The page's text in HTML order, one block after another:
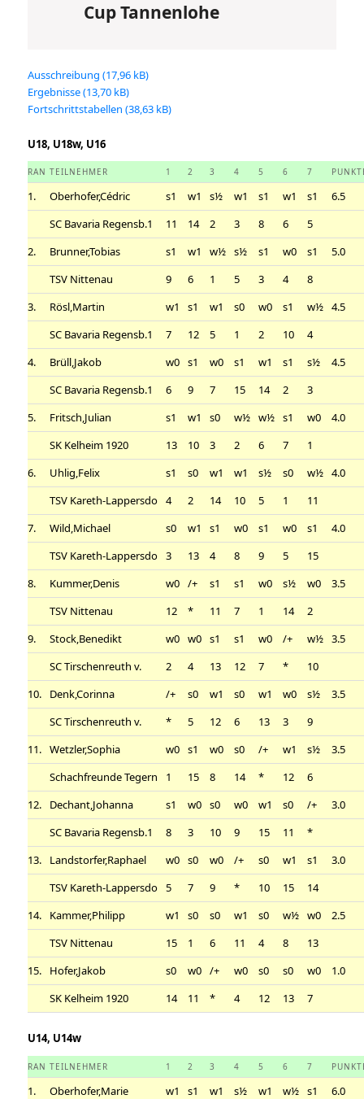
Cup Tannenlohe
Ausschreibung
Ergebnisse
Fortschrittstabellen
U18, U18w, U16
RAN TEILNEHMER 1 2 3 4 5 6 7
1. Oberhofer,Cédric s1 w1 s½ w1 s1 w1 s1
6.5
SC Bavaria Regensb.1
11 14 2 3 8 6
5
2.
Brunner,Tobias s1 w1 w½ s½ s1 w0 s1
5.0
TSV Nittenau
9 6 1 5 3 4
8
3.
Rösl,Martin w1 s1 w1 s0 w0 s1 w½ 4.5
SC Bavaria Regensb.1
7 12 5 1 2 10
4
4.
Brüll,Jakob w0 s1 w0 s1 w1 s1 s½
4.5
SC Bavaria Regensb.1
6 9 7 15 14 2
3
5.
Fritsch,Julian s1 w1 s0 w½ w½ s1 w0
4.0
SK Kelheim 1920
13 10 3 2 6 7
1
6.
Uhlig,Felix s1 s0 w1 w1 s½ s0 w½ 4.0
TSV Kareth-Lappersdo 4 2 14 10 5 1
11
7.
Wild,Michael s0 w1 s1 w0 s1 w0 s1
4.0
TSV Kareth-Lappersdo 3 13 4 8 9 5
15
8.
Kummer,Denis w0 /+ s1 s1 w0 s½ w0
3.5
TSV Nittenau
12 * 11 7 1 14
2
9.
Stock,Benedikt w0 w0 s1 s1 w0 /+ w½ 3.5
SC Tirschenreuth v.
2 4 13 12 7 *
10
10.
Denk,Corinna /+ s0 w1 s0 w1 w0 s½
3.5
SC Tirschenreuth v.
* 5 12 6 13 3
9
11. Wetzler,Sophia w0 s1 w0 s0 /+ w1 s½
3.5
Schachfreunde Tegern
1 15 8 14 * 12
6
12.
Dechant,Johanna s1 w0 s0 w0 w1 s0 /+
3.0
SC Bavaria Regensb.1
8 3 10 9 15 11
*
13.
Landstorfer,Raphael w0 s0 w0 /+ s0 w1 s1
3.0
TSV Kareth-Lappersdo 5 7 9 * 10 15
14
14.
Kammer,Philipp w1 s0 s0 w1 s0 w½ w0
2.5
TSV Nittenau
15 1 6 11 4 8
13
15.
Hofer,Jakob s0 w0 /+ w0 s0 s0 w0
1.0
SK Kelheim 1920
14 11 * 4 12 13 7
U14, U14w
RAN TEILNEHMER 1 2 3 4 5 6 7
1. Oberhofer,Marie w1 s1 w1 s½ w1 w½ s1
6.0